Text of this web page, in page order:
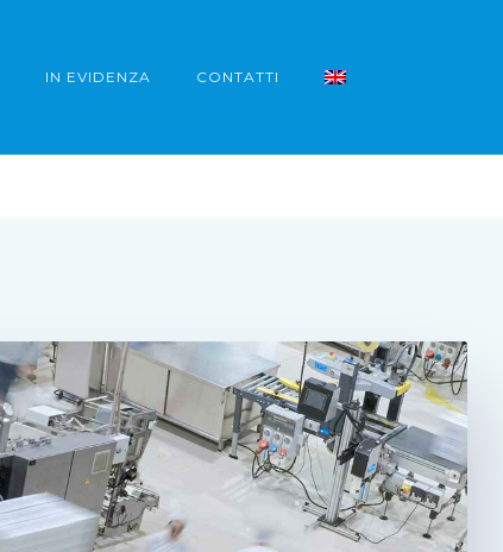
IN EVIDENZA CONTATTI